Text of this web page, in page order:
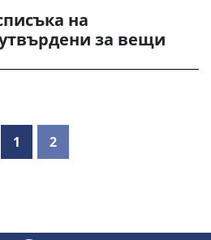
на
за вещи
1 2